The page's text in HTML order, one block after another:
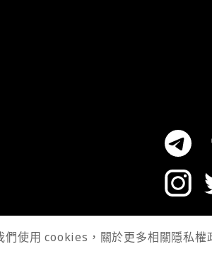
使用 cookies，關於更多相關隱私權